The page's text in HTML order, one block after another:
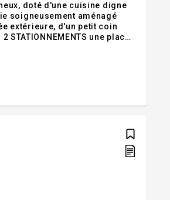
doté d'une cuisine digne
soigneusement aménagé
extérieure, d'un petit coin
une place